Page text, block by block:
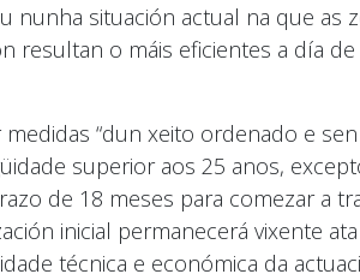
situación actual na que as
resultan o máis eficientes a día
“dun xeito ordenado e
superior aos 25 anos,
de 18 meses para comezar a
inicial permanecerá vixente
técnica e económica da